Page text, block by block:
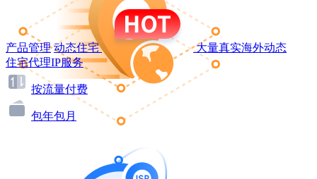
产品管理 动态住宅
大量真实海外动态
住宅代理IP服务
按流量付费
包年包月